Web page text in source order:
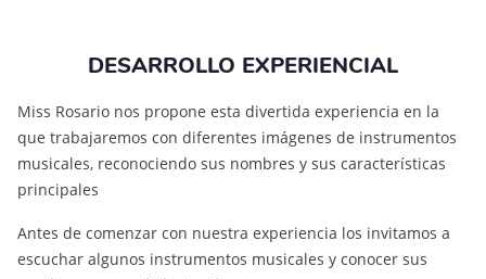
DESARROLLO EXPERIENCIAL
Miss Rosario nos propone esta divertida experiencia en la
que trabajaremos con diferentes imágenes de instrumentos
musicales, reconociendo sus nombres y sus características
principales
Antes de comenzar con nuestra experiencia los invitamos a
escuchar algunos instrumentos musicales y conocer sus